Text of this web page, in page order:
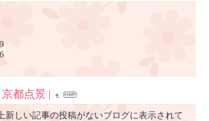
京都点景 |
新しい記事の投稿がないブログに表示されて